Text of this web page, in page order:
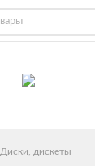
Диски, дискеты